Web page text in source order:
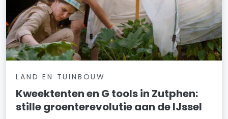
LAND EN TUINBOUW
Kweektenten en G tools in Zutphen:
stille groenterevolutie aan de IJssel